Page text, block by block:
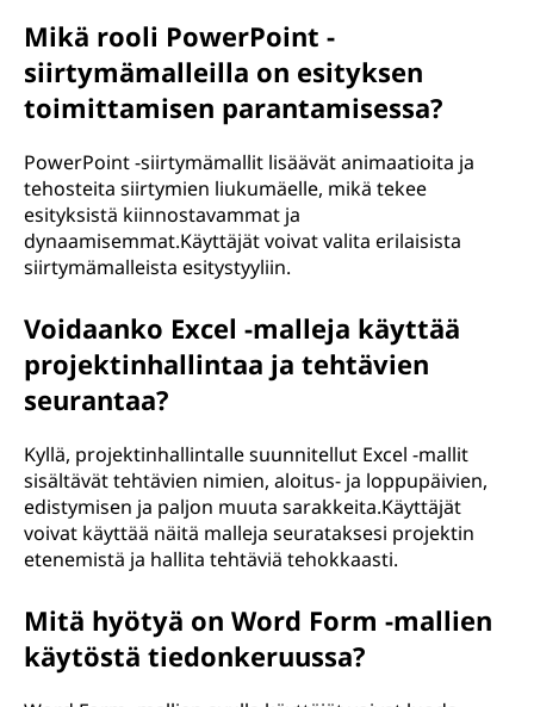
Mikä rooli PowerPoint -
siirtymämalleilla on esityksen
toimittamisen parantamisessa?
PowerPoint -siirtymämallit lisäävät animaatioita ja
tehosteita siirtymien liukumäelle, mikä tekee
esityksistä kiinnostavammat ja
dynaamisemmat.Käyttäjät voivat valita erilaisista
siirtymämalleista esitystyyliin.
Voidaanko Excel -malleja käyttää
projektinhallintaa ja tehtävien
seurantaa?
Kyllä, projektinhallintalle suunnitellut Excel -mallit
sisältävät tehtävien nimien, aloitus- ja loppupäivien,
edistymisen ja paljon muuta sarakkeita.Käyttäjät
voivat käyttää näitä malleja seurataksesi projektin
etenemistä ja hallita tehtäviä tehokkaasti.
Mitä hyötyä on Word Form -mallien
käytöstä tiedonkeruussa?